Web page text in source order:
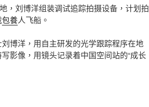
，刘博洋组装调试追踪拍摄设备，计划拍
包養人飞船。
博洋，用自主研发的光学跟踪程序在地
影像，用镜头记录着中国空间站的“成长